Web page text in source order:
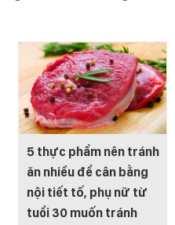
5 thực phẩm nên tránh
ăn nhiều để cân bằng
nội tiết tố, phụ nữ từ
tuổi 30 muốn tránh